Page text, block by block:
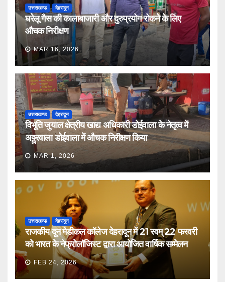
उत्तराखण्ड देहरादून
घरेलू गैस की कालाबाजारी और दुरुप्रयोग रोकने के लिए
औचक निरीक्षण
MAR 16, 2026
उत्तराखण्ड देहरादून
विभूति जुयाल क्षेत्रीय खाद्य अधिकारी डोईवाला के नेतृत्व में
अठ्ठुरवाला डोईवाला में औचक निरीक्षण किया
MAR 1, 2026
उत्तराखण्ड देहरादून
राजकीय दून मेडीकल कॉलेज देहरादून में 21 स्वम् 22 फरवरी
को भारत के नेफ्रोलॉजिस्ट द्वारा आयोजित वार्षिक सम्मेलन
FEB 24, 2026